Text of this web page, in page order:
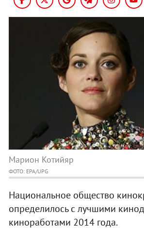
Марион Котийяр
ФОТО: EPA/UPG
Национальное общество
определилось с лучшими
киноработами 2014 года.